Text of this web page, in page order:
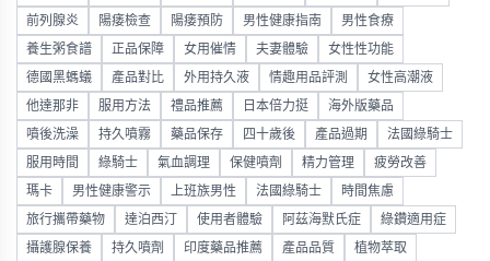
前列腺炎 陽痿檢查 陽痿預防 男性健康指南 男性食療
養生粥食譜 正品保障 女用催情 夫妻體驗 女性性功能
德國黑螞蟻 產品對比 外用持久液 情趣用品評測 女性高潮液
他達那非 服用方法 禮品推薦 日本倍力挺 海外版藥品
噴後洗澡 持久噴霧 藥品保存 四十歲後 產品過期 法國綠騎士
服用時間 綠騎士 氣血調理 保健噴劑 精力管理 疲勞改善
瑪卡 男性健康警示 上班族男性 法國綠騎士 時間焦慮
旅行攜帶藥物 達泊西汀 使用者體驗 阿茲海默氏症 綠鑽適用症
攝護腺保養 持久噴劑 印度藥品推薦 產品品質 植物萃取